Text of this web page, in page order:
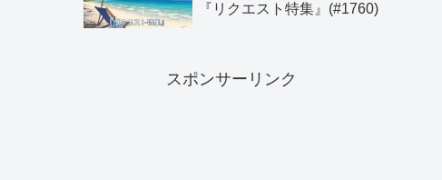
『リクエスト特集』(#1760)
スポンサーリンク